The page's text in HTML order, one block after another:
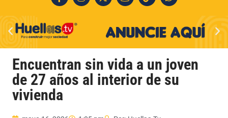
Encuentran sin vida a un joven
de 27 años al interior de su
vivienda